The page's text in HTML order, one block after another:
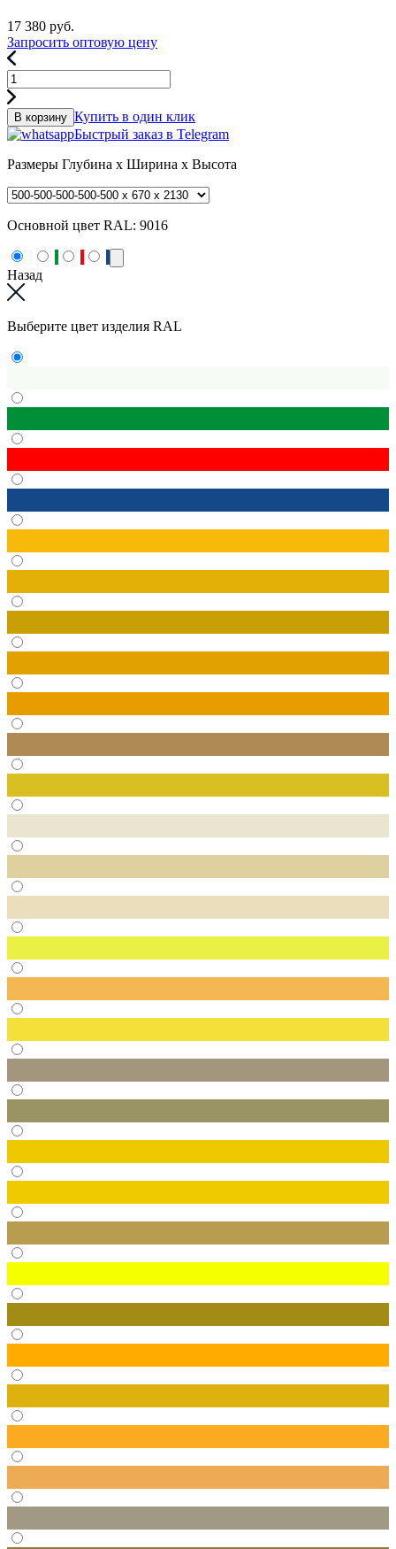
17 380 руб.
Запросить оптовую цену
В корзину Купить в один клик
Быстрый заказ в Telegram
Размеры Глубина x Ширина x Высота
Основной цвет RAL: 9016
Назад
Выберите цвет изделия RAL